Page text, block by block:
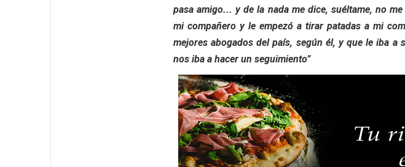
pasa amigo... y de la nada me dice, suéltame, no
mi compañero y le empezó a tirar patadas a mi
mejores abogados del país, según él, y que le iba a
nos iba a hacer un seguimiento”